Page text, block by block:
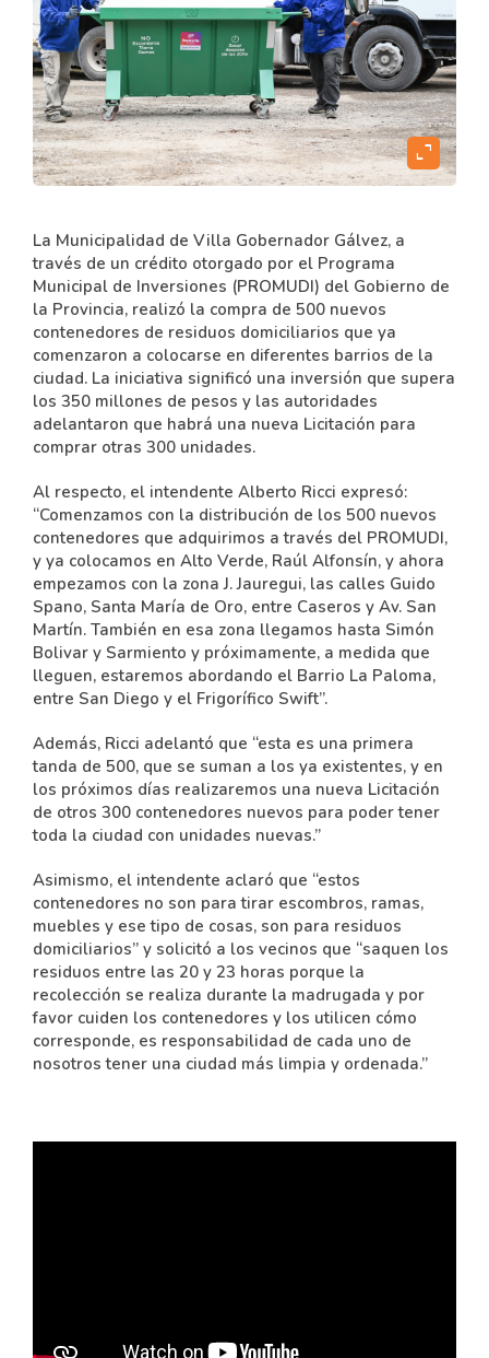
expand_content
La Municipalidad de Villa Gobernador Gálvez, a
través de un crédito otorgado por el Programa
Municipal de Inversiones (PROMUDI) del Gobierno de
la Provincia, realizó la compra de 500 nuevos
contenedores de residuos domiciliarios que ya
comenzaron a colocarse en diferentes barrios de la
ciudad. La iniciativa significó una inversión que supera
los 350 millones de pesos y las autoridades
adelantaron que habrá una nueva Licitación para
comprar otras 300 unidades.
Al respecto, el intendente Alberto Ricci expresó:
“Comenzamos con la distribución de los 500 nuevos
contenedores que adquirimos a través del PROMUDI,
y ya colocamos en Alto Verde, Raúl Alfonsín, y ahora
empezamos con la zona J. Jauregui, las calles Guido
Spano, Santa María de Oro, entre Caseros y Av. San
Martín. También en esa zona llegamos hasta Simón
Bolivar y Sarmiento y próximamente, a medida que
lleguen, estaremos abordando el Barrio La Paloma,
entre San Diego y el Frigorífico Swift”.
Además, Ricci adelantó que “esta es una primera
tanda de 500, que se suman a los ya existentes, y en
los próximos días realizaremos una nueva Licitación
de otros 300 contenedores nuevos para poder tener
toda la ciudad con unidades nuevas.”
Asimismo, el intendente aclaró que “estos
contenedores no son para tirar escombros, ramas,
muebles y ese tipo de cosas, son para residuos
domiciliarios” y solicitó a los vecinos que “saquen los
residuos entre las 20 y 23 horas porque la
recolección se realiza durante la madrugada y por
favor cuiden los contenedores y los utilicen cómo
corresponde, es responsabilidad de cada uno de
nosotros tener una ciudad más limpia y ordenada.”